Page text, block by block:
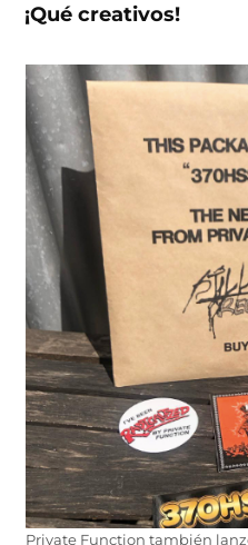
¡Qué creativos!
Private Function también